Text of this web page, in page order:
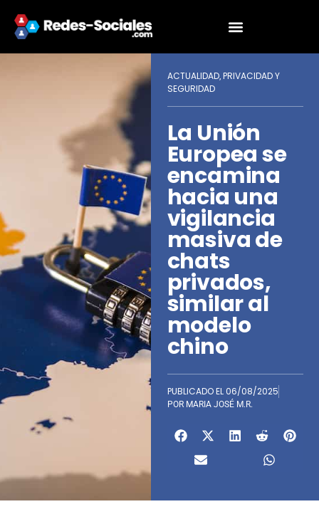
ACTUALIDAD, PRIVACIDAD Y
SEGURIDAD
La Unión
Europea se
encamina
hacia una
vigilancia
masiva de
chats
privados,
similar al
modelo
chino
PUBLICADO EL 06/08/2025
POR MARIA JOSÉ M.R.